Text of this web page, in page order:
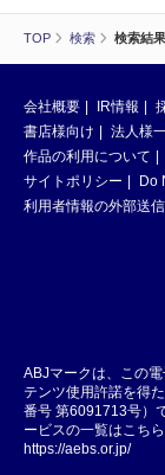
TOP 検索 検索結果
会社概要 IR情報
書店様向け
法人様
作品の利用について
サイトポリシー
Do
利用者情報の外部送
ABJマークは、この
テンツ使用許諾を得
番号 第6091713号）
ービスの一覧はこちら
https://aebs.or.jp/